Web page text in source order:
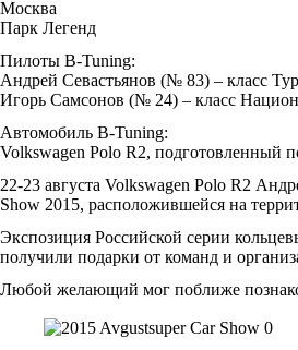
Москва
Парк Легенд
Пилоты B-Tuning:
Андрей Севастьянов (№ 83) – класс
Игорь Самсонов (№ 24) – класс
Автомобиль B-Tuning:
Volkswagen Polo R2, подготовленный
22-23 августа Volkswagen Polo R2
Show 2015, расположившейся на
Экспозиция Российской серии
получили подарки от команд и
Любой желающий мог поближе